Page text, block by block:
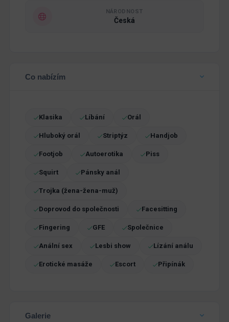
NÁRODNOST
Česká
Co nabízím
Klasika Líbání Orál
Hluboký orál Striptýz Handjob
Footjob Autoerotika Piss
Squirt Pánsky anál
Trojka (žena-žena-muž)
Doprovod do společnosti Facesitting
Fingering GFE Společnice
Anální sex Lesbi show Lízání análu
Erotické masáže Escort Připínák
Galerie